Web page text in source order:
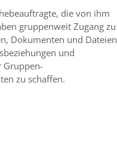
die von ihm
gruppenweit Zugang zu
Dokumenten und Dateien
und
Gruppen-
zu schaffen.